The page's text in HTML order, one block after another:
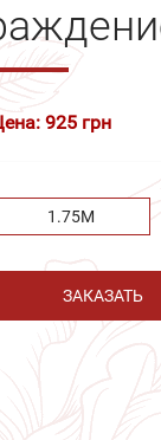
925 грн
1.75М
ЗАКАЗАТЬ